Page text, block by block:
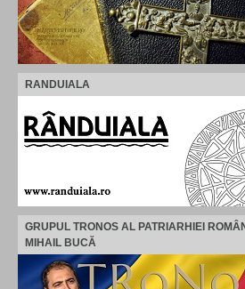
RANDUIALA
GRUPUL TRONOS AL PATRIARHIEI
MIHAIL BUCĂ